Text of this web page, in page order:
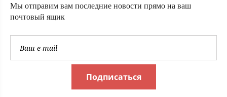
Мы отправим вам последние новости прямо на ваш
почтовый ящик
Подписаться